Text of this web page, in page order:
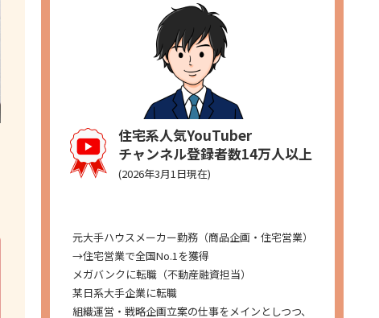
住宅系人気YouTuber
チャンネル登録者数14万人以上
(2026年3月1日現在)
元大手ハウスメーカー勤務（商品企画・住宅営業）
→住宅営業で全国No.1を獲得
メガバンクに転職（不動産融資担当）
某日系大手企業に転職
組織運営・戦略企画立案の仕事をメインとしつつ、